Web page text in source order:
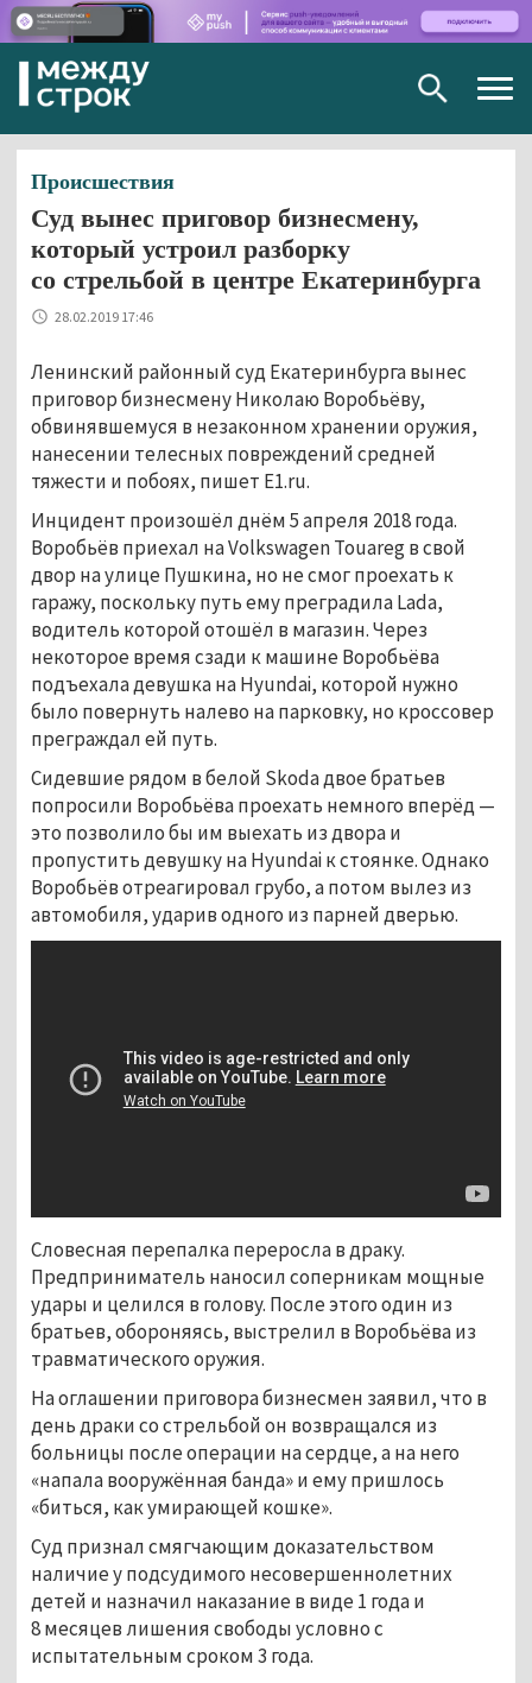
Происшествия
Суд вынес приговор бизнесмену,
который устроил разборку
со стрельбой в центре Екатеринбурга
28.02.2019 17:46
Ленинский районный суд Екатеринбурга вынес
приговор бизнесмену Николаю Воробьёву,
обвинявшемуся в незаконном хранении оружия,
нанесении телесных повреждений средней
тяжести и побоях, пишет E1.ru.
Инцидент произошёл днём 5 апреля 2018 года.
Воробьёв приехал на Volkswagen Touareg в свой
двор на улице Пушкина, но не смог проехать к
гаражу, поскольку путь ему преградила Lada,
водитель которой отошёл в магазин. Через
некоторое время сзади к машине Воробьёва
подъехала девушка на Hyundai, которой нужно
было повернуть налево на парковку, но кроссовер
преграждал ей путь.
Сидевшие рядом в белой Skoda двое братьев
попросили Воробьёва проехать немного вперёд —
это позволило бы им выехать из двора и
пропустить девушку на Hyundai к стоянке. Однако
Воробьёв отреагировал грубо, а потом вылез из
автомобиля, ударив одного из парней дверью.
Словесная перепалка переросла в драку.
Предприниматель наносил соперникам мощные
удары и целился в голову. После этого один из
братьев, обороняясь, выстрелил в Воробьёва из
травматического оружия.
На оглашении приговора бизнесмен заявил, что в
день драки со стрельбой он возвращался из
больницы после операции на сердце, а на него
«напала вооружённая банда» и ему пришлось
«биться, как умирающей кошке».
Суд признал смягчающим доказательством
наличие у подсудимого несовершеннолетних
детей и назначил наказание в виде 1 года и
8 месяцев лишения свободы условно с
испытательным сроком 3 года.